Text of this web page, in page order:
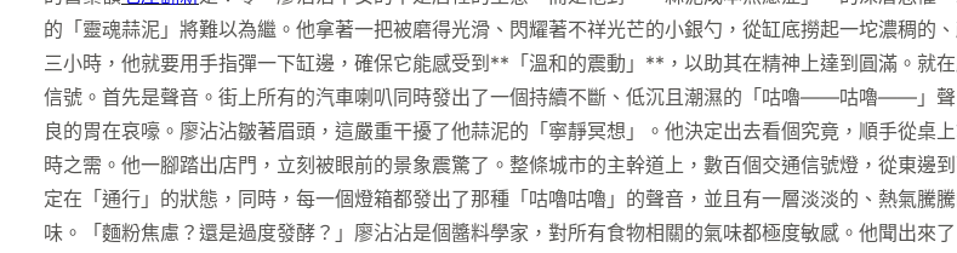
的「靈魂蒜泥」將難以為繼。他拿著一把被磨得光滑、閃耀著不祥光芒的小銀勺，從缸底撈起一坨濃稠的
三小時，他就要用手指彈一下缸邊，確保它能感受到**「溫和的震動」**，以助其在精神上達到圓滿。就
信號。首先是聲音。街上所有的汽車喇叭同時發出了一個持續不斷、低沉且潮濕的「咕嚕——咕嚕——」
良的胃在哀嚎。廖沾沾皺著眉頭，這嚴重干擾了他蒜泥的「寧靜冥想」。他決定出去看個究竟，順手從桌
時之需。他一腳踏出店門，立刻被眼前的景象震驚了。整條城市的主幹道上，數百個交通信號燈，從東邊
定在「通行」的狀態，同時，每一個燈箱都發出了那種「咕嚕咕嚕」的聲音，並且有一層淡淡的、熱氣
味。「麵粉焦慮？還是過度發酵？」廖沾沾是個醬料學家，對所有食物相關的氣味都極度敏感。他聞出來